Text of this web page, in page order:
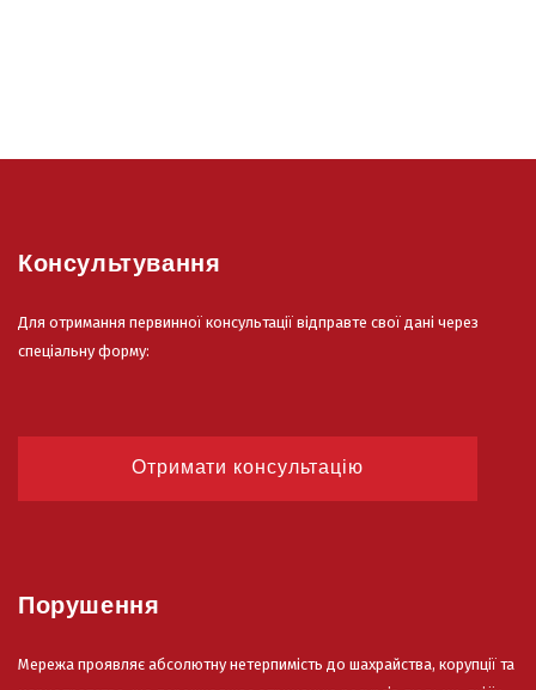
Консультування
Для отримання первинної консультації відправте свої дані через
спеціальну форму:
Отримати консультацію
Порушення
Мережа проявляє абсолютну нетерпимість до шахрайства, корупції та